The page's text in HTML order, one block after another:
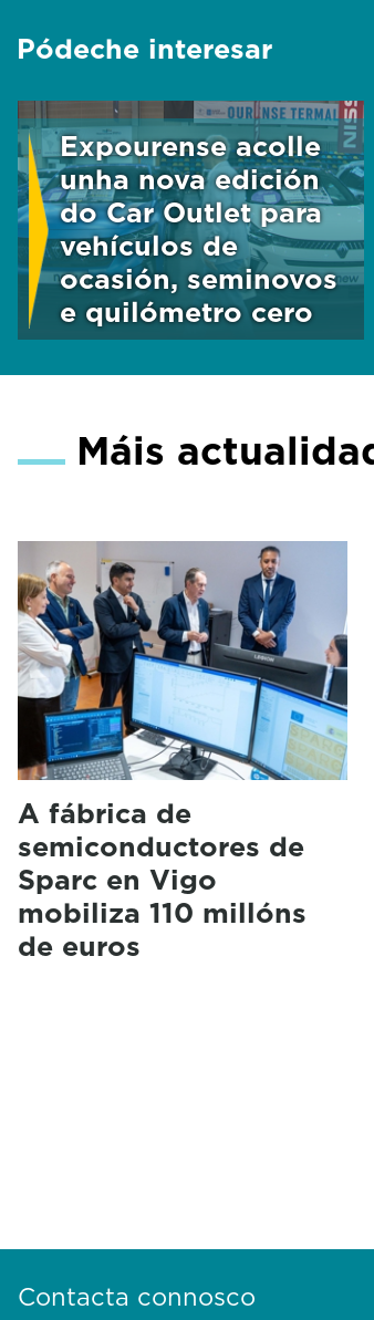
Pódeche interesar
Expourense acolle
unha nova edición
do Car Outlet para
vehículos de
ocasión, seminovos
e quilómetro cero
Máis
A fábrica de
semiconductores de
Sparc en Vigo
mobiliza 110 millóns
de euros
Contacta connosco